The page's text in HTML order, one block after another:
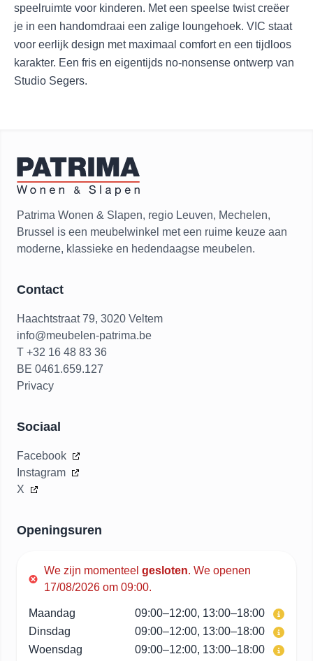
speelruimte voor kinderen. Met een speelse twist creëer
je in een handomdraai een zalige loungehoek. VIC staat
voor eerlijk design met maximaal comfort en een tijdloos
karakter. Een fris en eigentijds no-nonsense ontwerp van
Studio Segers.
Patrima Wonen & Slapen, regio Leuven, Mechelen,
Brussel is een meubelwinkel met een ruime keuze aan
moderne, klassieke en hedendaagse meubelen.
Contact
Haachtstraat 79, 3020 Veltem
info@meubelen-patrima.be
T +32 16 48 83 36
BE 0461.659.127
Privacy
Sociaal
Facebook
Instagram
X
Openingsuren
We zijn momenteelgesloten.We openen
17/08/2026 om 09:00.
Maandag
09:00–12:00, 13:00–18:00
Dinsdag
09:00–12:00, 13:00–18:00
Woensdag
09:00–12:00, 13:00–18:00